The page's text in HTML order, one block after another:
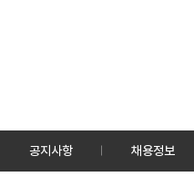
공지사항 채용정보